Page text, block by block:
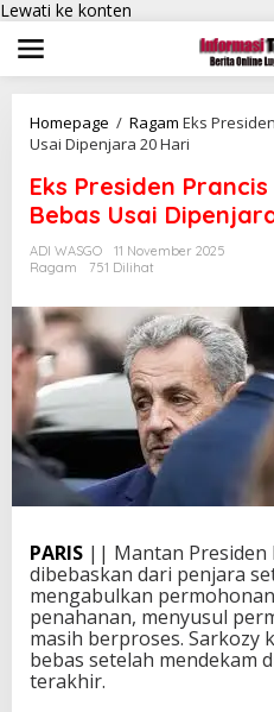
Lewati ke konten
Homepage / Ragam Eks
Usai Dipenjara 20 Hari
Eks Presiden
Bebas Usai
ADI WASGO
11 November 2025
Ragam
751 Dilihat
PARIS || Mantan Presiden
dibebaskan dari penjara
mengabulkan
penahanan, menyusul
masih berproses. Sarkozy
bebas setelah mendekam
terakhir.